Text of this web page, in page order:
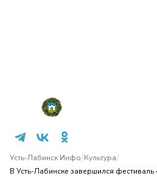
Усть-Лабинск Инфо/Культура/
В Усть-Лабинске завершился фестиваль